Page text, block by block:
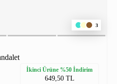
3
İkinci Ürüne %50 İndirim
649,50 TL